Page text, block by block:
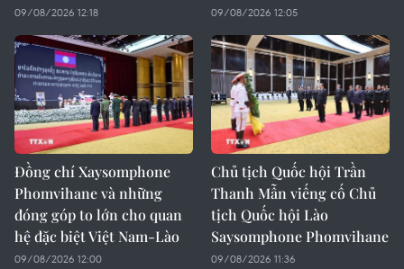
09/08/2026 12:18 09/08/2026 12:05
Đồng chí Xaysomphone
Phomvihane và những
đóng góp to lớn cho quan
hệ đặc biệt Việt Nam-Lào
09/08/2026 12:00
Chủ tịch Quốc hội Trần
Thanh Mẫn viếng cố Chủ
tịch Quốc hội Lào
Saysomphone Phomvihane
09/08/2026 11:36